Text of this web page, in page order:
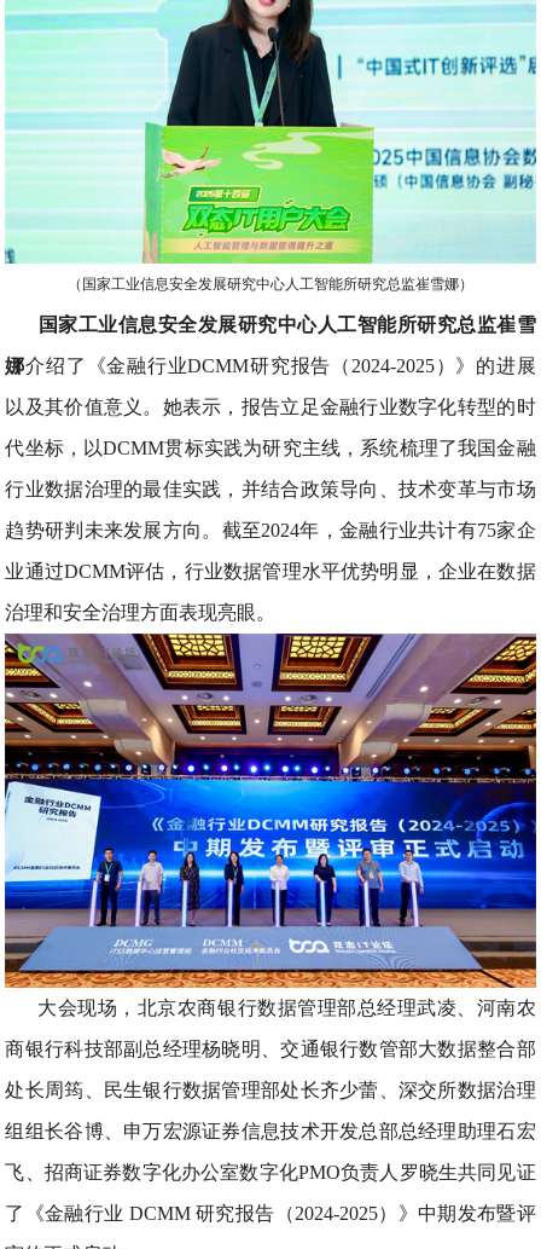
（国家工业信息安全发展研究中心人工智能所研究总监崔雪娜）
国家工业信息安全发展研究中心人工智能所研究总监崔雪
娜介绍了《金融行业DCMM研究报告（2024-2025）》的进展
以及其价值意义。她表示，报告立足金融行业数字化转型的时
代坐标，以DCMM贯标实践为研究主线，系统梳理了我国金融
行业数据治理的最佳实践，并结合政策导向、技术变革与市场
趋势研判未来发展方向。截至2024年，金融行业共计有75家企
业通过DCMM评估，行业数据管理水平优势明显，企业在数据
治理和安全治理方面表现亮眼。
大会现场，北京农商银行数据管理部总经理武凌、河南农
商银行科技部副总经理杨晓明、交通银行数管部大数据整合部
处长周筠、民生银行数据管理部处长齐少蕾、深交所数据治理
组组长谷博、申万宏源证券信息技术开发总部总经理助理石宏
飞、招商证券数字化办公室数字化PMO负责人罗晓生共同见证
了《金融行业 DCMM 研究报告（2024-2025）》中期发布暨评